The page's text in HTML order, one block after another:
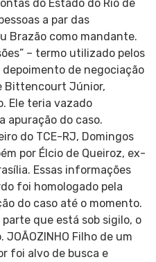
do Estado do Rio de
a par das
Brazão como mandante.
– termo utilizado pelos
de negociação
Bittencourt Júnior,
Ele teria vazado
apuração do caso.
do TCE-RJ, Domingos
por Élcio de Queiroz, ex-
Essas informações
foi homologado pela
do caso até o momento.
que está sob sigilo, o
Filho de um
foi alvo de busca e